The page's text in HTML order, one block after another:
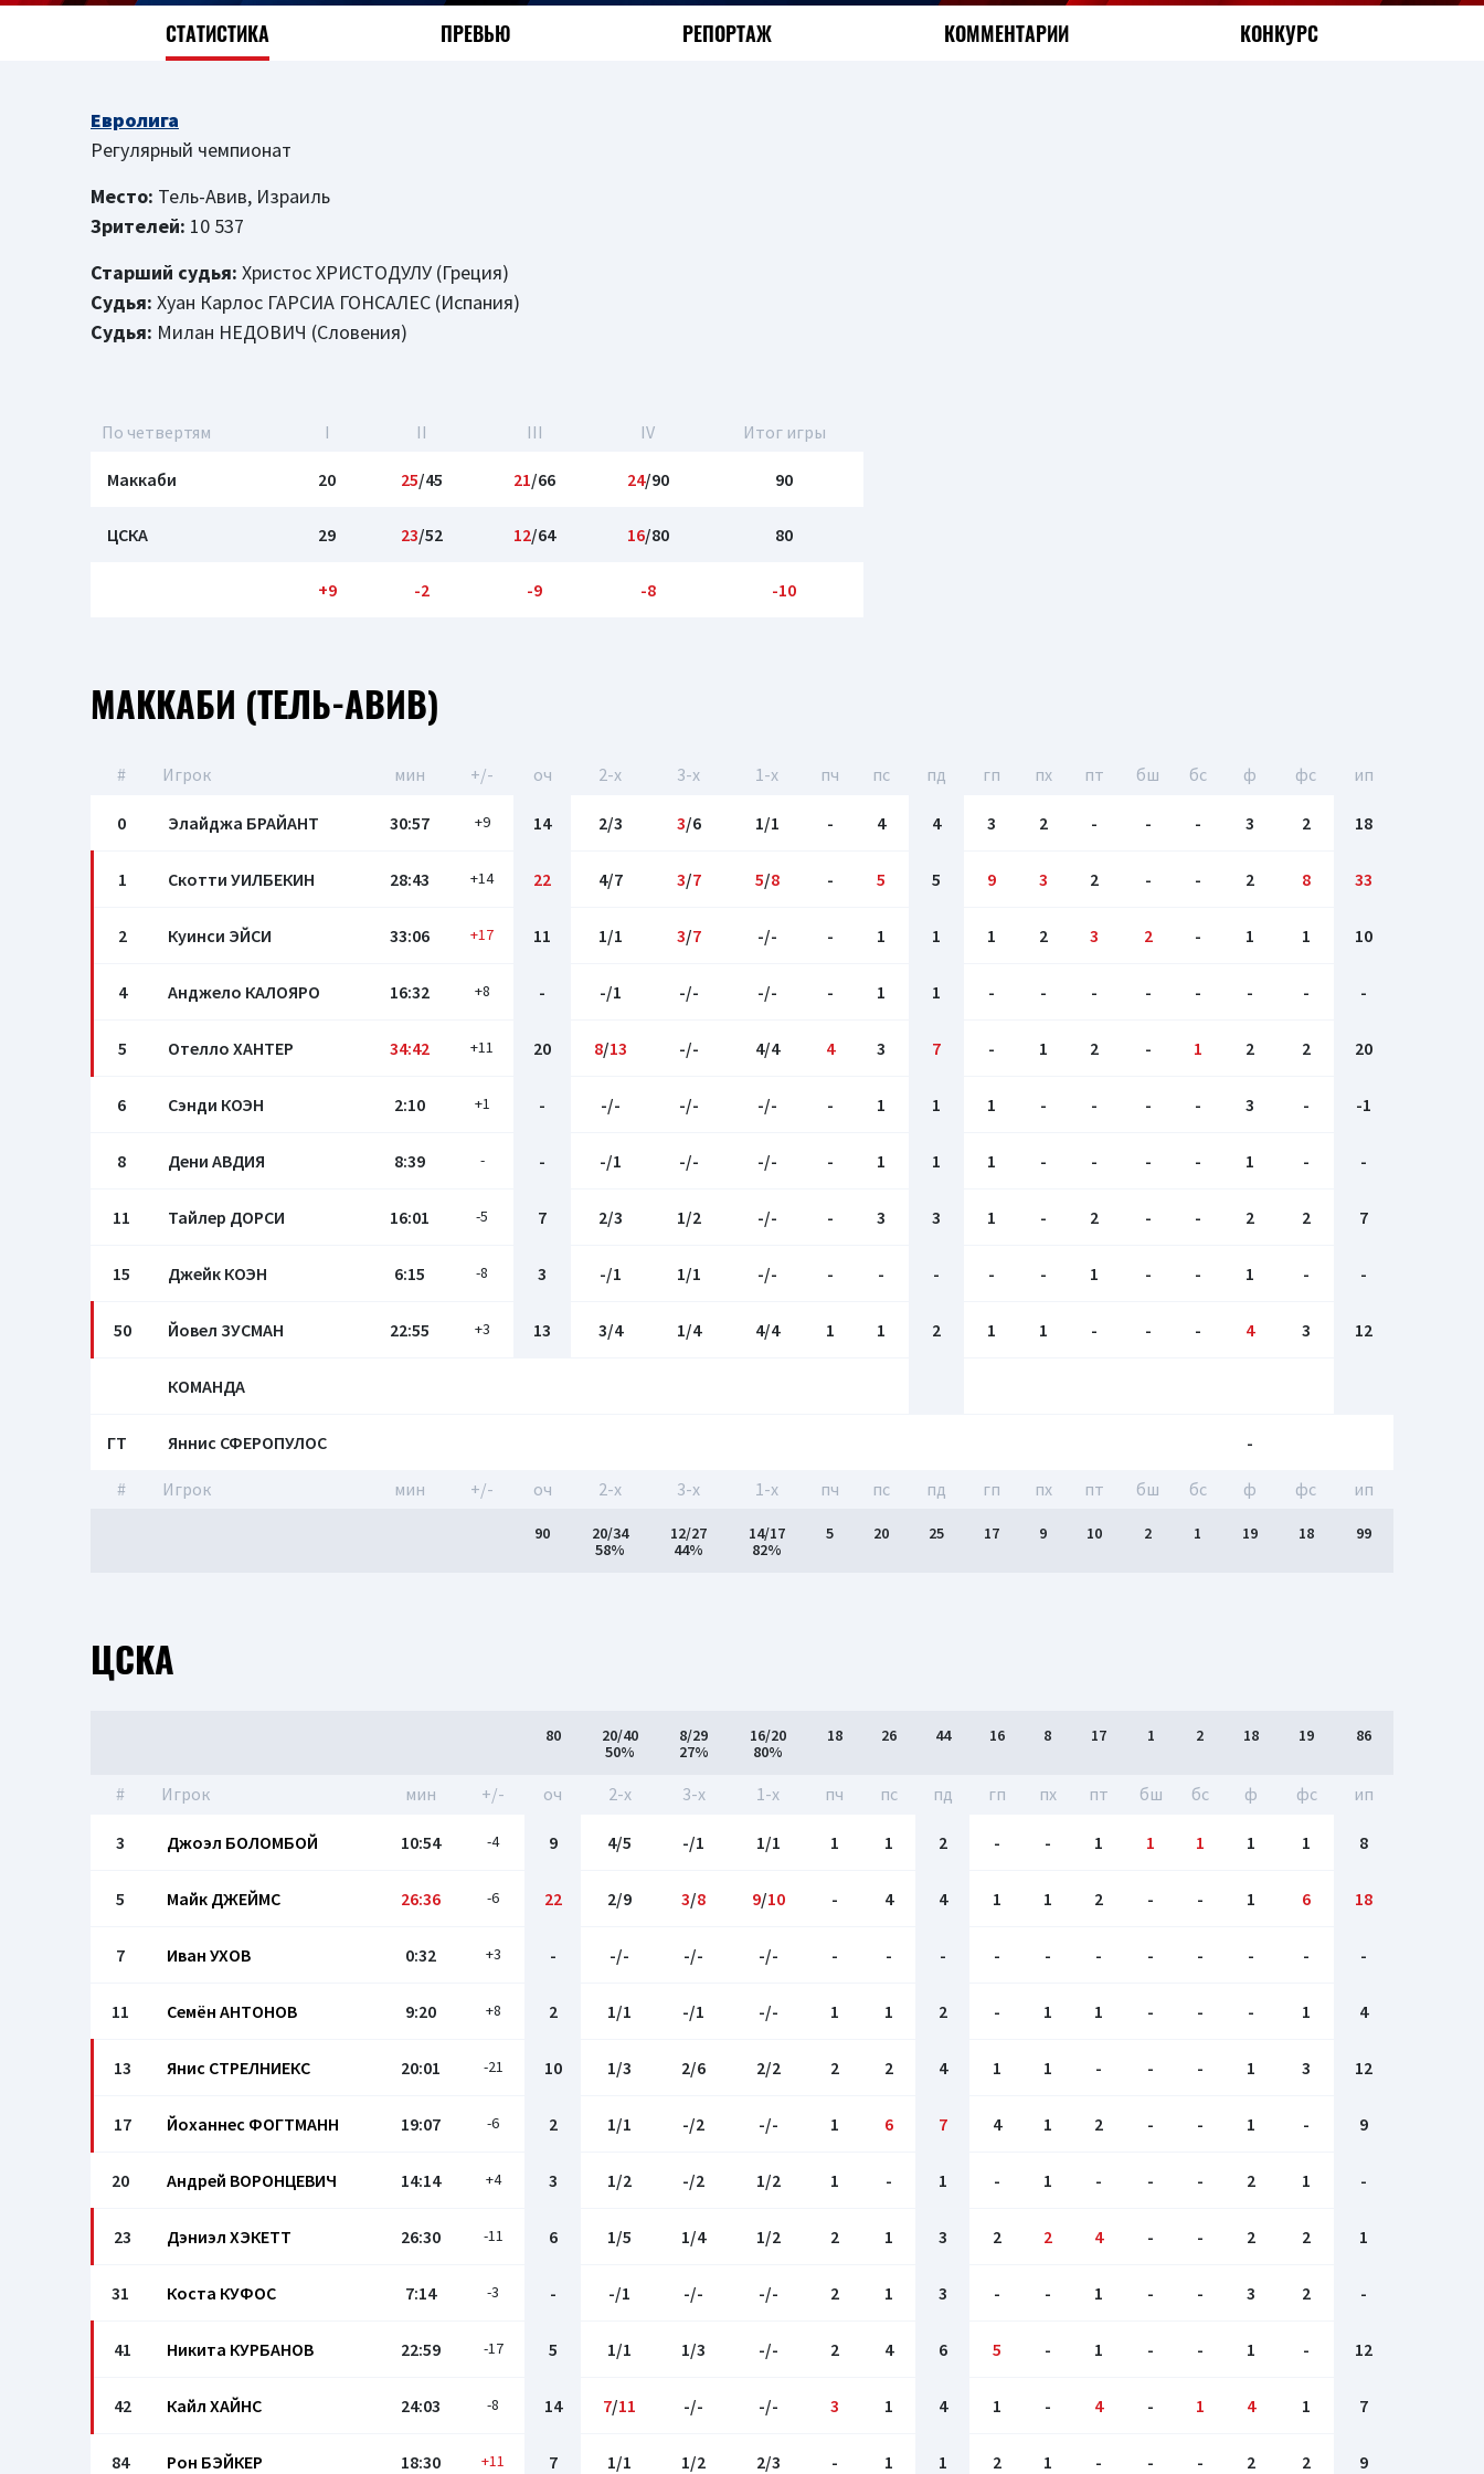
СТАТИСТИКА ПРЕВЬЮ РЕПОРТАЖ КОММЕНТАРИИ КОНКУРС
Евролига
Регулярный чемпионат
Место: Тель-Авив, Израиль
Зрителей: 10 537
Старший судья: Христос ХРИСТОДУЛУ (Греция)
Судья: Хуан Карлос ГАРСИА ГОНСАЛЕС (Испания)
Судья: Милан НЕДОВИЧ (Словения)
По четвертям I II III IV Итог игры
Маккаби 20 25/45 21/66 24/90 90
ЦСКА 29 23/52 12/64 16/80 80
+9 -2 -9 -8 -10
МАККАБИ (ТЕЛЬ-АВИВ)
# Игрок мин +/- оч 2-x 3-x 1-x пч пс пд гп пх пт бш бc ф фс ип
0 Элайджа БРАЙАНТ 30:57 +9 14 2/3 3/6 1/1 - 4 4 3 2 - - - 3 2 18
1 Скотти УИЛБЕКИН 28:43 +14 22 4/7 3/7 5/8 - 5 5 9 3 2 - - 2 8 33
2 Куинси ЭЙСИ 33:06 +17 11 1/1 3/7 -/- - 1 1 1 2 3 2 - 1 1 10
4 Анджело КАЛОЯРО 16:32 +8 - -/1 -/- -/- - 1 1 - - - - - - - -
5 Отелло ХАНТЕР 34:42 +11 20 8/13 -/- 4/4 4 3 7 - 1 2 - 1 2 2 20
6 Сэнди КОЭН 2:10 +1 - -/- -/- -/- - 1 1 1 - - - - 3 - -1
8 Дени АВДИЯ 8:39 - - -/1 -/- -/- - 1 1 1 - - - - 1 - -
11 Тайлер ДОРСИ 16:01 -5 7 2/3 1/2 -/- - 3 3 1 - 2 - - 2 2 7
15 Джейк КОЭН 6:15 -8 3 -/1 1/1 -/- - - - - - 1 - - 1 - -
50 Йовел ЗУСМАН 22:55 +3 13 3/4 1/4 4/4 1 1 2 1 1 - - - 4 3 12
КОМАНДА
ГТ Яннис СФЕРОПУЛОС -
# Игрок мин +/- оч 2-x 3-x 1-x пч пс пд гп пх пт бш бc ф фс ип
90
20/34
58%
12/27
44%
14/17
82%
5 20 25 17 9 10 2 1 19 18 99
ЦСКА
80
20/40
50%
8/29
27%
16/20
80%
18 26 44 16 8 17 1 2 18 19 86
# Игрок мин +/- оч 2-x 3-x 1-x пч пс пд гп пх пт бш бc ф фс ип
3 Джоэл БОЛОМБОЙ 10:54 -4 9 4/5 -/1 1/1 1 1 2 - - 1 1 1 1 1 8
5 Майк ДЖЕЙМС 26:36 -6 22 2/9 3/8 9/10 - 4 4 1 1 2 - - 1 6 18
7 Иван УХОВ 0:32 +3 - -/- -/- -/- - - - - - - - - - - -
11 Семён АНТОНОВ 9:20 +8 2 1/1 -/1 -/- 1 1 2 - 1 1 - - - 1 4
13 Янис СТРЕЛНИЕКС 20:01 -21 10 1/3 2/6 2/2 2 2 4 1 1 - - - 1 3 12
17 Йоханнес ФОГТМАНН 19:07 -6 2 1/1 -/2 -/- 1 6 7 4 1 2 - - 1 - 9
20 Андрей ВОРОНЦЕВИЧ 14:14 +4 3 1/2 -/2 1/2 1 - 1 - 1 - - - 2 1 -
23 Дэниэл ХЭКЕТТ 26:30 -11 6 1/5 1/4 1/2 2 1 3 2 2 4 - - 2 2 1
31 Коста КУФОС 7:14 -3 - -/1 -/- -/- 2 1 3 - - 1 - - 3 2 -
41 Никита КУРБАНОВ 22:59 -17 5 1/1 1/3 -/- 2 4 6 5 - 1 - - 1 - 12
42 Кайл ХАЙНС 24:03 -8 14 7/11 -/- -/- 3 1 4 1 - 4 - 1 4 1 7
84 Рон БЭЙКЕР 18:30 +11 7 1/1 1/2 2/3 - 1 1 2 1 - - - 2 2 9